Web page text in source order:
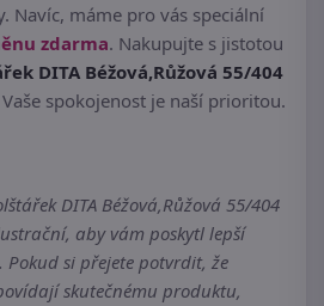
Navíc, máme pro vás speciální
zdarma. Nakupujte s jistotou
DITA Béžová,Růžová 55/404
spokojenost je naší prioritou.
DITA Béžová,Růžová 55/404
aby vám poskytl lepší
si přejete potvrdit, že
skutečnému produktu,